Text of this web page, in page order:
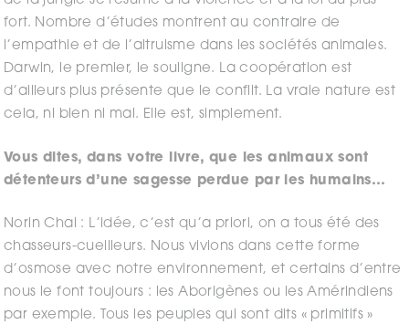
fort. Nombre d’études montrent au contraire de
l’empathie et de l’altruisme dans les sociétés animales.
Darwin, le premier, le souligne. La coopération est
d’ailleurs plus présente que le conflit. La vraie nature est
cela, ni bien ni mal. Elle est, simplement.
Vous dites, dans votre livre, que les animaux sont
détenteurs d’une sagesse perdue par les humains…
Norin Chai : L’idée, c’est qu’a priori, on a tous été des
chasseurs-cueilleurs. Nous vivions dans cette forme
d’osmose avec notre environnement, et certains d’entre
nous le font toujours : les Aborigènes ou les Amérindiens
par exemple. Tous les peuples qui sont dits « primitifs »